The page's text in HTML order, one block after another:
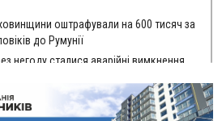
оштрафували на 600 тисяч за
до Румунії
негоду сталися аварійні вимкнення
для Долинської лікарні двох
на 272 тисячі гривень